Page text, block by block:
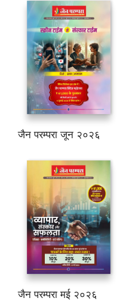
जैन परम्परा जून २०२६
जैन परम्परा मई २०२६